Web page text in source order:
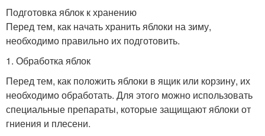
Подготовка яблок к хранению
Перед тем, как начать хранить яблоки на зиму,
необходимо правильно их подготовить.
1. Обработка яблок
Перед тем, как положить яблоки в ящик или корзину, их
необходимо обработать. Для этого можно использовать
специальные препараты, которые защищают яблоки от
гниения и плесени.